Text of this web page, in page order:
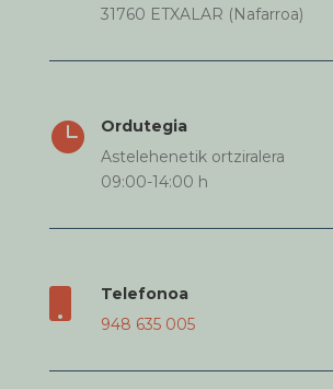
31760 ETXALAR (Nafarroa)

Ordutegia
Astelehenetik ortziralera
09:00-14:00 h
Telefonoa
948 635 005